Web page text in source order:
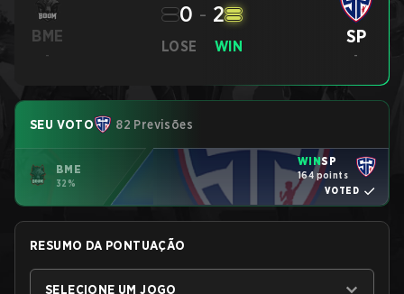
BME
-
LOSE
0 - 2
WIN SP
-
SEU VOTO 82 Previsões
BME
32%
WINSP
164 points
VOTED
RESUMO DA PONTUAÇÃO
SELECIONE UM JOGO